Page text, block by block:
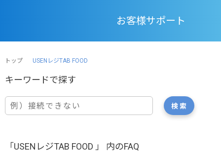
お客様サポート
トップ USENレジTAB FOOD
「USENレジTAB FOOD 」 内のFAQ